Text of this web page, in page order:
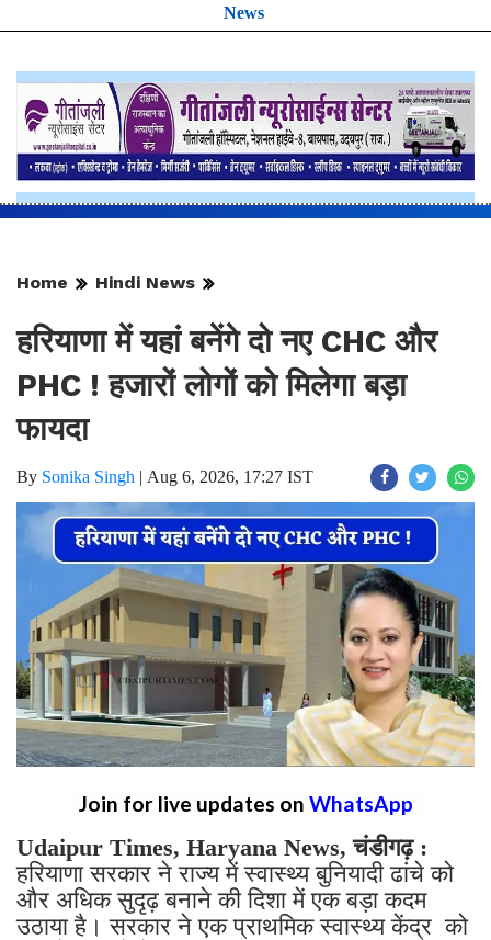
News
Home Hindi News
हरियाणा में यहां बनेंगे दो नए CHC और
PHC ! हजारों लोगों को मिलेगा बड़ा
फायदा
By Sonika Singh | Aug 6, 2026, 17:27 IST
Join for live updates on WhatsApp
Udaipur Times, Haryana News, चंडीगढ़ :
हरियाणा सरकार ने राज्य में स्वास्थ्य बुनियादी ढांचे को
और अधिक सुदृढ़ बनाने की दिशा में एक बड़ा कदम
उठाया है। सरकार ने एक प्राथमिक स्वास्थ्य केंद्र को